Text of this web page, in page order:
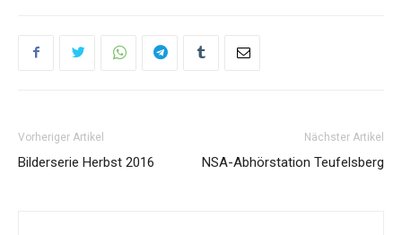
Vorheriger Artikel
Bilderserie Herbst 2016
Nächster Artikel
NSA-Abhörstation Teufelsberg